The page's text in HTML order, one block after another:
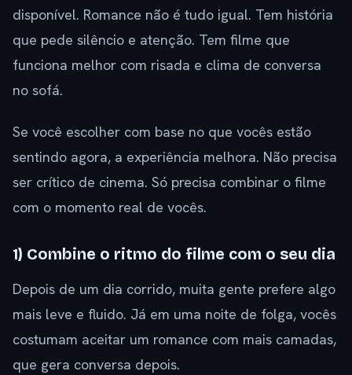
disponível. Romance não é tudo igual. Tem história
que pede silêncio e atenção. Tem filme que
funciona melhor com risada e clima de conversa
no sofá.
Se você escolher com base no que vocês estão
sentindo agora, a experiência melhora. Não precisa
ser crítico de cinema. Só precisa combinar o filme
com o momento real de vocês.
1) Combine o ritmo do filme com o seu dia
Depois de um dia corrido, muita gente prefere algo
mais leve e fluido. Já em uma noite de folga, vocês
costumam aceitar um romance com mais camadas,
que gera conversa depois.